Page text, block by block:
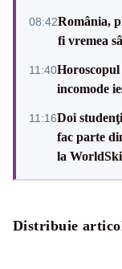
08:42România,
fi vremea
11:40
incomode
11:16Doi
fac parte
la
Distribuie